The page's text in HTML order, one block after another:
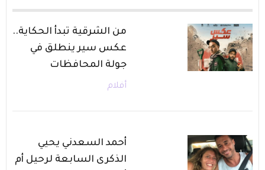
من الشرقية تبدأ الحكاية..
عكس سير ينطلق في
جولة المحافظات
أفلام
أحمد السعدني يحيي
الذكرى السابعة لرحيل أم